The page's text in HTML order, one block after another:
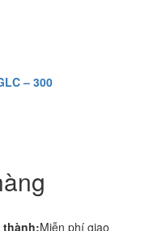
– 300
thành:Miễn phí giao